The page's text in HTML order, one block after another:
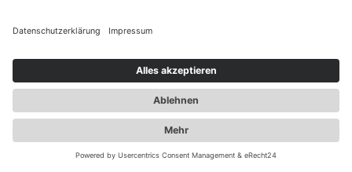
Invertertechnik bei modernen
Invertertechnologie sorgt für mehr Energie-
Effizienz
Der Kältekreislauf in Klimageräten
So kühlt oder heizt ein Klimagerät
Kälteleistung